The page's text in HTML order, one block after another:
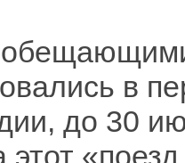
в
до 30